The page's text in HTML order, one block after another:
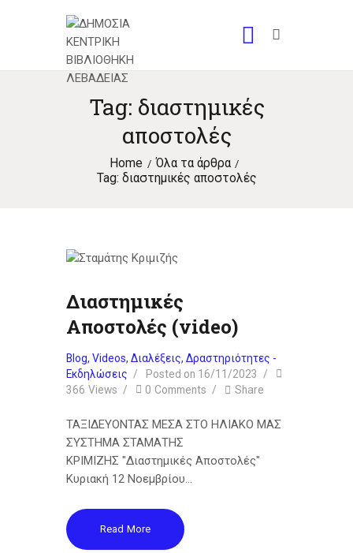
Tag: διαστημικές
αποστολές
Home
Όλα τα άρθρα
Tag: διαστημικές αποστολές
Διαστημικές
Αποστολές (video)
Blog, Videos, Διαλέξεις, Δραστηριότητες -
Εκδηλώσεις
Posted on 16/11/2023
366 Views 0 Comments Share
ΤΑΞΙΔΕΥΟΝΤΑΣ ΜΕΣΑ ΣΤΟ ΗΛΙΑΚΟ ΜΑΣ
ΣΥΣΤΗΜΑ ΣΤΑΜΑΤΗΣ
ΚΡΙΜΙΖΗΣ "Διαστημικές Αποστολές"
Κυριακή 12 Νοεμβρίου…
Read More